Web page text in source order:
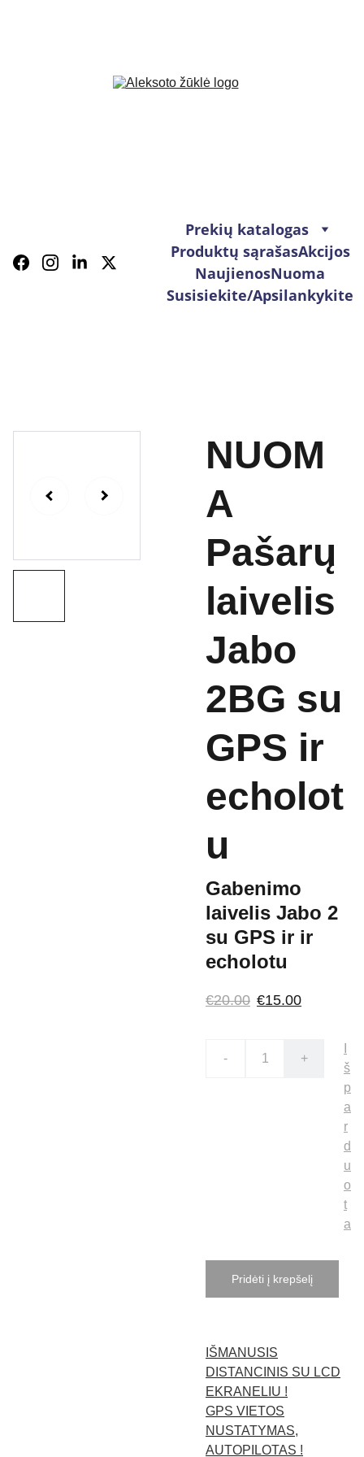
Prekių katalogas
Produktų sąrašasAkcijos
NaujienosNuoma
Susisiekite/Apsilankykite
NUOM
A
Pašarų
laivelis
Jabo
2BG su
GPS ir
echolot
u
Gabenimo
laivelis Jabo 2
su GPS ir ir
echolotu
€20.00 €15.00
- +
š
p
a
r
d
u
o
t
a
Pridėti į krepšelį
IŠMANUSIS
DISTANCINIS SU LCD
EKRANELIU !
GPS VIETOS
NUSTATYMAS,
AUTOPILOTAS !